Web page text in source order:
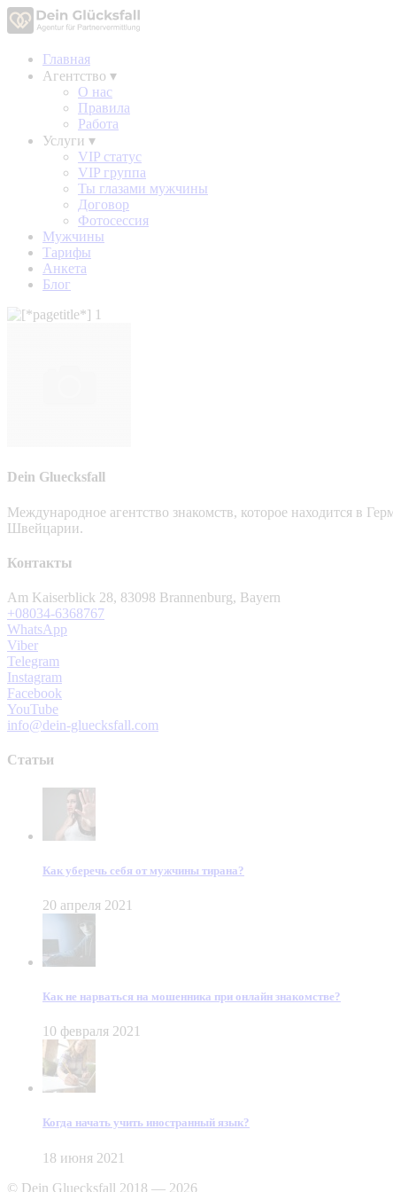
Главная
Агентство ▾
О нас
Правила
Работа
Услуги ▾
VIP статус
VIP группа
Ты глазами мужчины
Договор
Фотосессия
Мужчины
Тарифы
Анкета
Блог
Dein Gluecksfall
Международное агентство знакомств, которое находится в
Швейцарии.
Контакты
Am Kaiserblick 28, 83098 Brannenburg, Bayern
+08034-6368767
WhatsApp
Viber
Telegram
Instagram
Facebook
YouTube
info@dein-gluecksfall.com
Статьи
Как уберечь себя от мужчины тирана?
20 апреля 2021
Как не нарваться на мошенника при онлайн знакомстве?
10 февраля 2021
Когда начать учить иностранный язык?
18 июня 2021
© Dein Gluecksfall 2018 — 2026